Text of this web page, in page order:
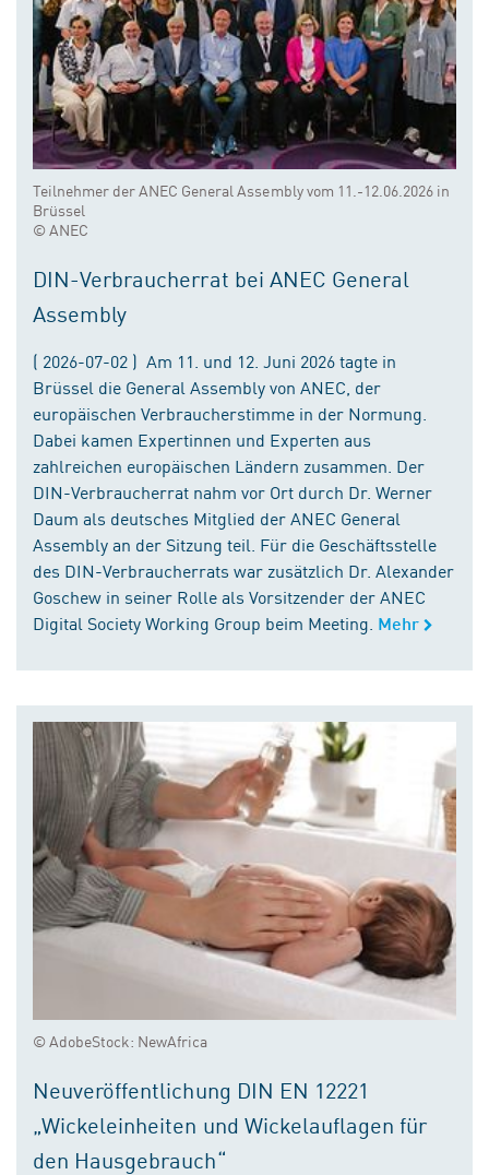
Teilnehmer der ANEC General Assembly vom 11.-12.06.2026 in
Brüssel
© ANEC
DIN-Verbraucherrat bei ANEC General
Assembly
( 2026-07-02 ) Am 11. und 12. Juni 2026 tagte in
Brüssel die General Assembly von ANEC, der
europäischen Verbraucherstimme in der Normung.
Dabei kamen Expertinnen und Experten aus
zahlreichen europäischen Ländern zusammen. Der
DIN-Verbraucherrat nahm vor Ort durch Dr. Werner
Daum als deutsches Mitglied der ANEC General
Assembly an der Sitzung teil. Für die Geschäftsstelle
des DIN-Verbraucherrats war zusätzlich Dr. Alexander
Goschew in seiner Rolle als Vorsitzender der ANEC
Digital Society Working Group beim Meeting. Mehr
© AdobeStock: NewAfrica
Neuveröffentlichung DIN EN 12221
„Wickeleinheiten und Wickelauflagen für
den Hausgebrauch“